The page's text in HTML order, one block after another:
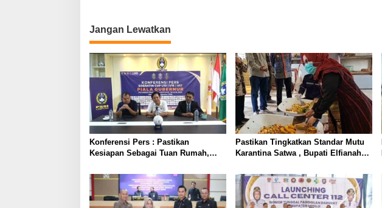
Jangan Lewatkan
Konferensi Pers : Pastikan
Kesiapan Sebagai Tuan Rumah,
Pelaksanaan Soeratin Cup Piala
Gubernur Lampung
Pastikan Tingkatkan Standar Mutu
Karantina Satwa , Bupati Elfianah
Pengolahan Pangan PT Biomedika
Nusantara Indah Mesuji